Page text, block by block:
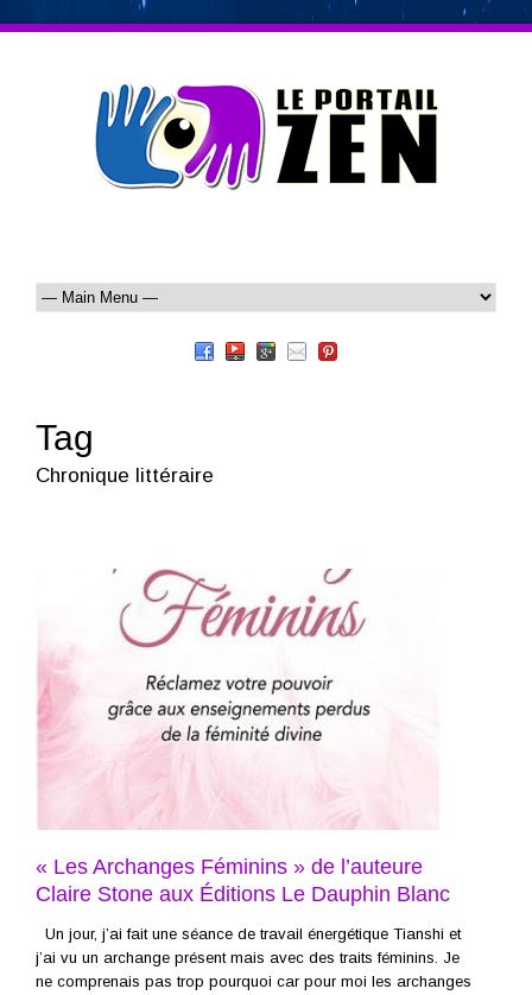
Tag
Chronique littéraire
« Les Archanges Féminins » de l’auteure
Claire Stone aux Éditions Le Dauphin Blanc
Un jour, j’ai fait une séance de travail énergétique Tianshi et
j’ai vu un archange présent mais avec des traits féminins. Je
ne comprenais pas trop pourquoi car pour moi les archanges